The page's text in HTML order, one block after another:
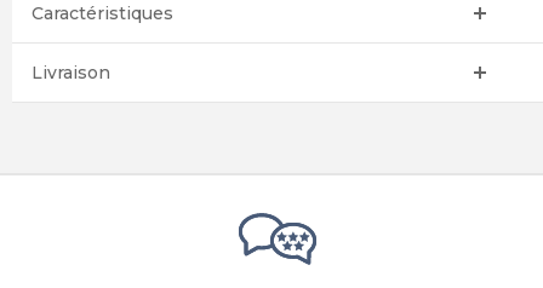
Caractéristiques
Livraison